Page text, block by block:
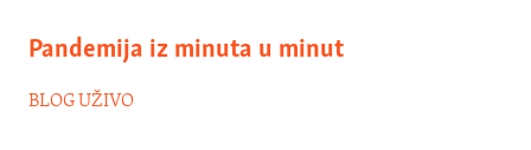
Pandemija iz minuta u minut
BLOG UŽIVO